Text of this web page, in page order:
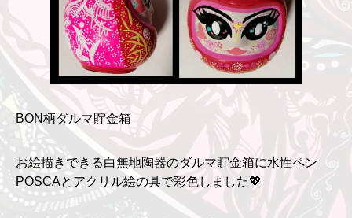
BON柄ダルマ貯金箱
お絵描きできる白無地陶器のダルマ貯金箱に水性ペン
POSCAとアクリル絵の具で彩色しました💖